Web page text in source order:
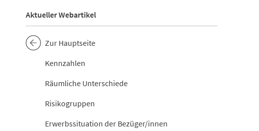
Aktueller Webartikel
Zur Hauptseite
Kennzahlen
Räumliche Unterschiede
Risikogruppen
Erwerbssituation der Bezüger/innen